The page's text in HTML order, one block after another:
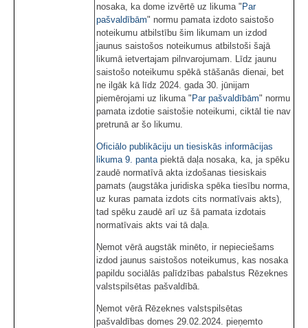
nosaka, ka dome izvērtē uz likuma "Par
pašvaldībām" normu pamata izdoto saistošo
noteikumu atbilstību šim likumam un izdod
jaunus saistošos noteikumus atbilstoši šajā
likumā ietvertajam pilnvarojumam. Līdz jaunu
saistošo noteikumu spēkā stāšanās dienai, bet
ne ilgāk kā līdz 2024. gada 30. jūnijam
piemērojami uz likuma "Par pašvaldībām" normu
pamata izdotie saistošie noteikumi, ciktāl tie nav
pretrunā ar šo likumu.
Oficiālo publikāciju un tiesiskās informācijas
likuma 9. panta piektā daļa nosaka, ka, ja spēku
zaudē normatīvā akta izdošanas tiesiskais
pamats (augstāka juridiska spēka tiesību norma,
uz kuras pamata izdots cits normatīvais akts),
tad spēku zaudē arī uz šā pamata izdotais
normatīvais akts vai tā daļa.
Ņemot vērā augstāk minēto, ir nepieciešams
izdod jaunus saistošos noteikumus, kas nosaka
papildu sociālās palīdzības pabalstus Rēzeknes
valstspilsētas pašvaldībā.
Ņemot vērā Rēzeknes valstspilsētas
pašvaldības domes 29.02.2024. pieņemto